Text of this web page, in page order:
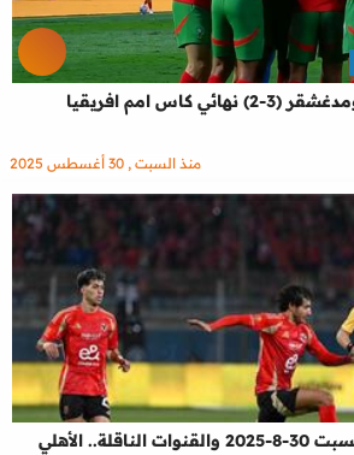
اهداف مباراة المغرب ومدغشقر (3-2) نهائي كاس امم افريقيا
منذ السبت , 30 أغسطس 2025
مواعيد مباريات اليوم السبت 30-8-2025 والقنوات الناقلة.. الأهلي